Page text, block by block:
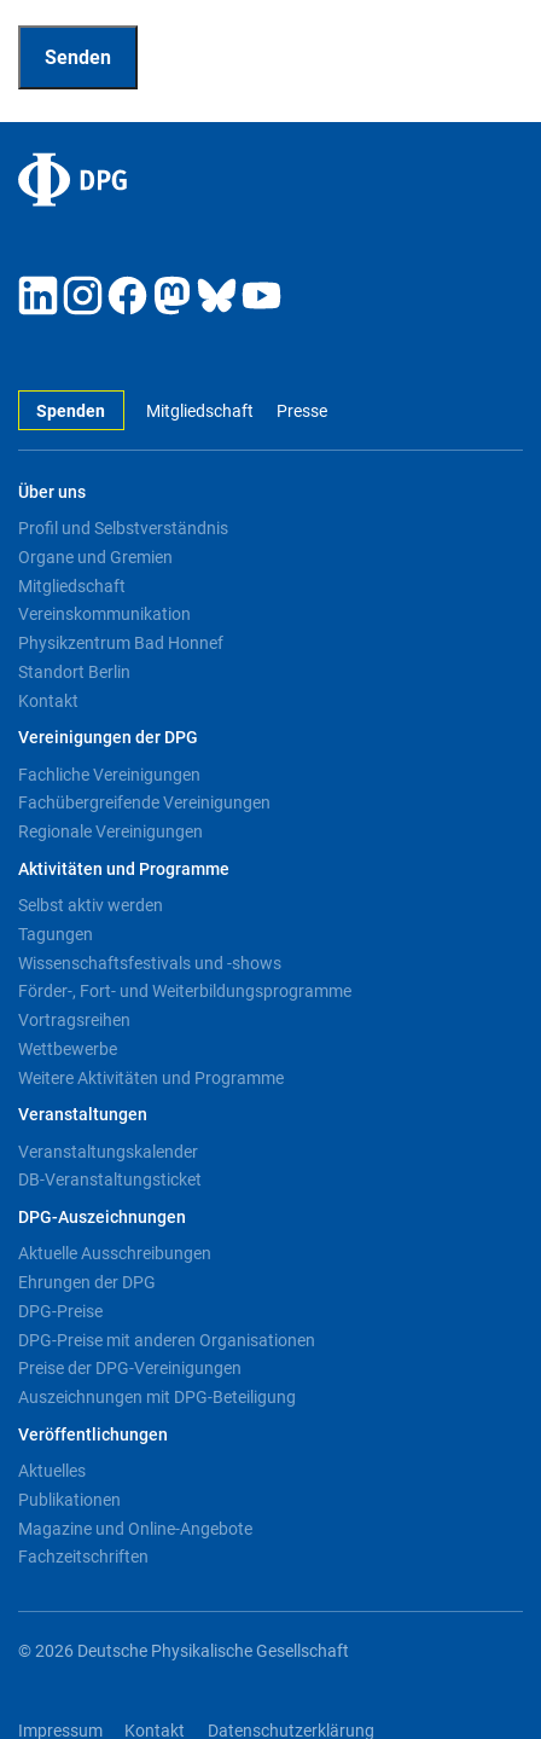
Spenden Mitgliedschaft Presse
Über uns
Profil und Selbstverständnis
Organe und Gremien
Mitgliedschaft
Vereinskommunikation
Physikzentrum Bad Honnef
Standort Berlin
Kontakt
Vereinigungen der DPG
Fachliche Vereinigungen
Fachübergreifende Vereinigungen
Regionale Vereinigungen
Aktivitäten und Programme
Selbst aktiv werden
Tagungen
Wissenschaftsfestivals und -shows
Förder-, Fort- und Weiterbildungsprogramme
Vortragsreihen
Wettbewerbe
Weitere Aktivitäten und Programme
Veranstaltungen
Veranstaltungskalender
DB-Veranstaltungsticket
DPG-Auszeichnungen
Aktuelle Ausschreibungen
Ehrungen der DPG
DPG-Preise
DPG-Preise mit anderen Organisationen
Preise der DPG-Vereinigungen
Auszeichnungen mit DPG-Beteiligung
Veröffentlichungen
Aktuelles
Publikationen
Magazine und Online-Angebote
Fachzeitschriften
© 2026 Deutsche Physikalische Gesellschaft
Impressum Kontakt Datenschutzerklärung